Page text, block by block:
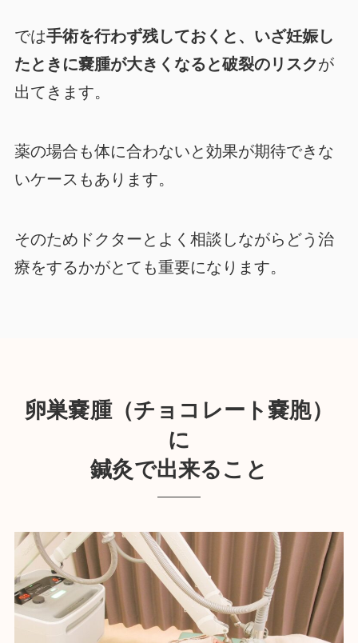
では手術を行わず残しておくと、いざ妊娠し
たときに嚢腫が大きくなると破裂のリスクが
出てきます。
薬の場合も体に合わないと効果が期待できな
いケースもあります。
そのためドクターとよく相談しながらどう治
療をするかがとても重要になります。
卵巣嚢腫（チョコレート嚢胞）
に
鍼灸で出来ること